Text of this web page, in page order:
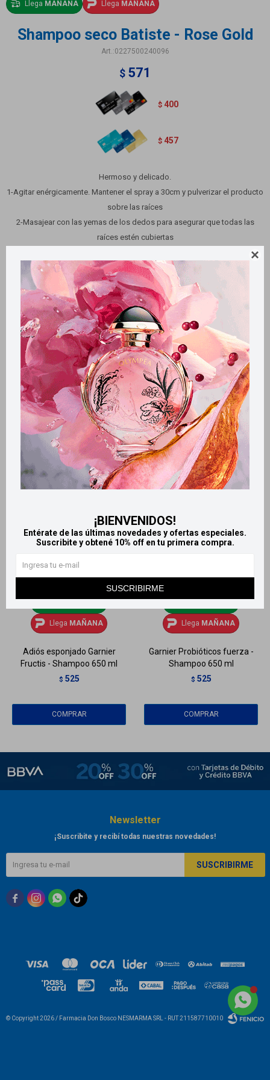

¡BIENVENIDOS!
Entérate de las últimas novedades y ofertas especiales.
Suscribite y obtené 10% off en tu primera compra.
SUSCRIBIRME
Llega MAÑANA Llega MAÑANA
Shampoo seco Batiste - Rose Gold
0227500240096
$ 571
$ 400
$ 457
Hermoso y delicado.
1-Agitar enérgicamente. Mantener el spray a 30cm y pulverizar el producto
sobre las raíces
2-Masajear con las yemas de los dedos para asegurar que todas las
raíces estén cubiertas
Variantes:
Métodos y costos de envío
Retiros gratuitos en tiendas
Productos que te pueden interesar
Llega MAÑANA
Adiós esponjado Garnier
Fructis - Shampoo 650 ml
$ 525
Llega MAÑANA
Garnier Probióticos fuerza -
Shampoo 650 ml
$ 525
Newsletter
¡Suscribite y recibí todas nuestras novedades!
SUSCRIBIRME
  
© Copyright 2026 / Farmacia Don Bosco NESMARMA SRL - RUT 211587710010